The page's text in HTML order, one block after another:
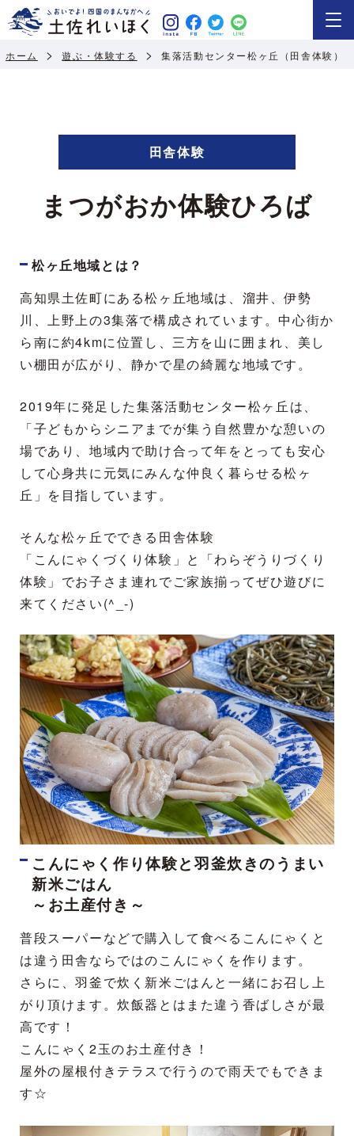
ホーム 遊ぶ・体験する 集落活動センター松ヶ丘（田舎体験）
田舎体験
まつがおか体験ひろば
松ヶ丘地域とは？
高知県土佐町にある松ヶ丘地域は、溜井、伊勢
川、上野上の3集落で構成されています。中心街か
ら南に約4kmに位置し、三方を山に囲まれ、美し
い棚田が広がり、静かで星の綺麗な地域です。
2019年に発足した集落活動センター松ヶ丘は、
「子どもからシニアまでが集う自然豊かな憩いの
場であり、地域内で助け合って年をとっても安心
して心身共に元気にみんな仲良く暮らせる松ヶ
丘」を目指しています。
そんな松ヶ丘でできる田舎体験
「こんにゃくづくり体験」と「わらぞうりづくり
体験」でお子さま連れでご家族揃ってぜひ遊びに
来てください(^_-)
こんにゃく作り体験と羽釜炊きのうまい
新米ごはん
～お土産付き～
普段スーパーなどで購入して食べるこんにゃくと
は違う田舎ならではのこんにゃくを作ります。
さらに、羽釜で炊く新米ごはんと一緒にお召し上
がり頂けます。炊飯器とはまた違う香ばしさが最
高です！
こんにゃく2玉のお土産付き！
屋外の屋根付きテラスで行うので雨天でもできま
す☆